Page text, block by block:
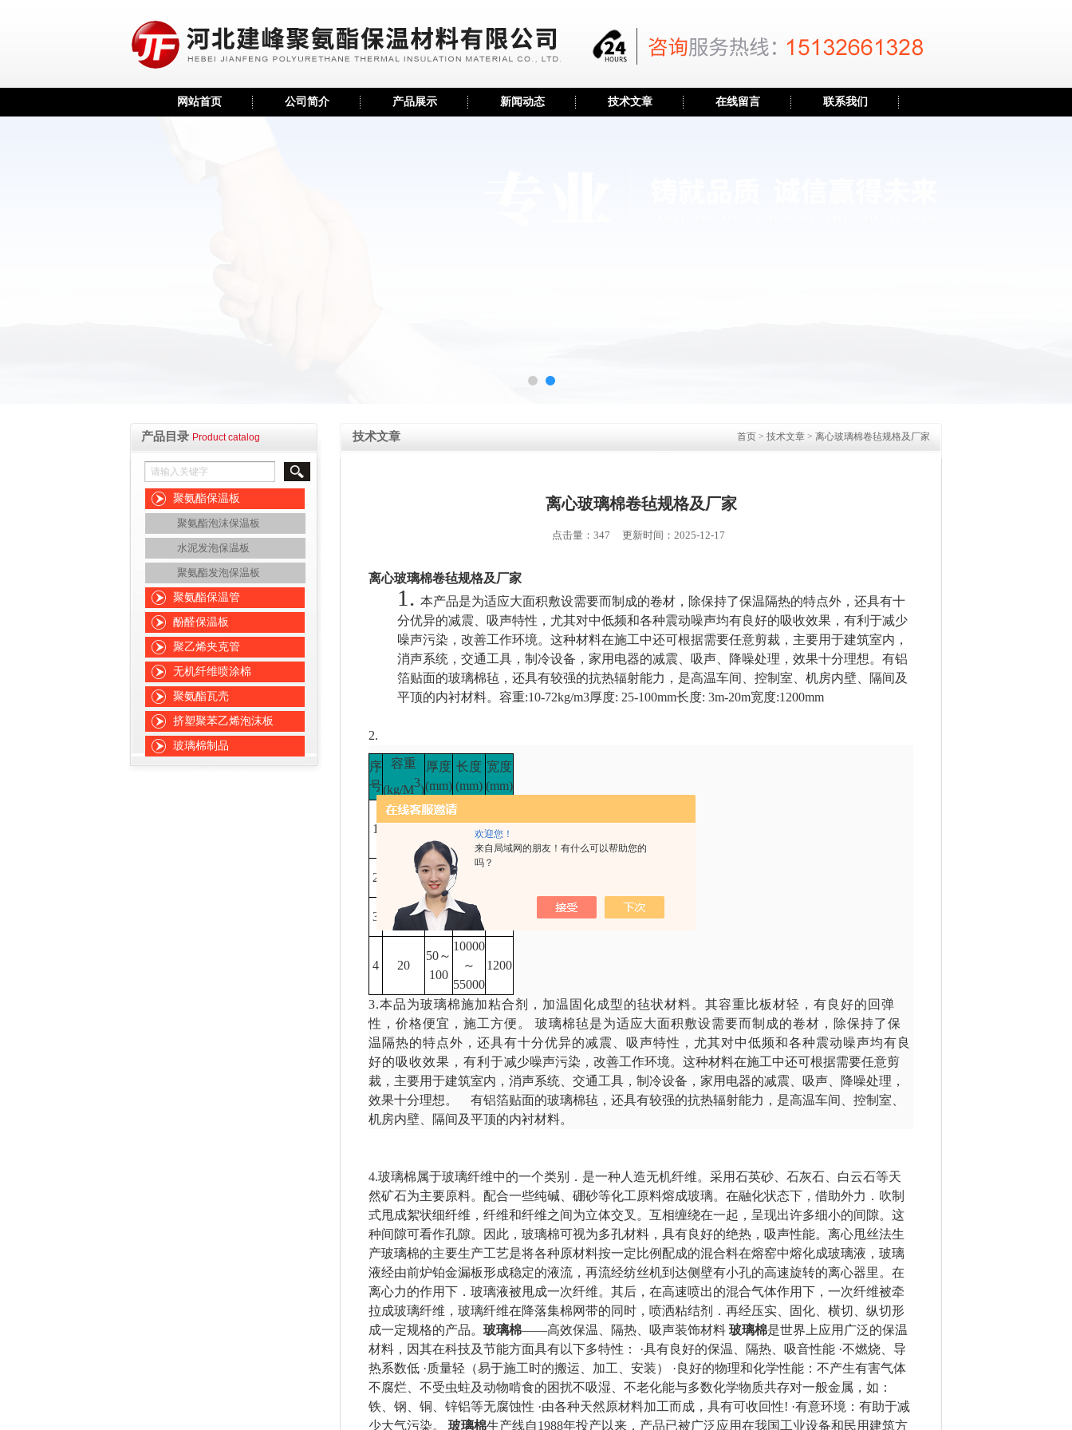
欢迎您！
来自局域网的朋友！有什么可以帮助您的
吗？
网站首页 公司简介 产品展示 新闻动态 技术文章 在线留言 联系我们
产品目录 Product catalog
聚氨酯保温板
聚氨酯泡沫保温板
水泥发泡保温板
聚氨酯发泡保温板
聚氨酯保温管
酚醛保温板
聚乙烯夹克管
无机纤维喷涂棉
聚氨酯瓦壳
挤塑聚苯乙烯泡沫板
玻璃棉制品
技术文章 首页 > 技术文章 > 离心玻璃棉卷毡规格及厂家
离心玻璃棉卷毡规格及厂家
点击量：347 更新时间：2025-12-17
离心玻璃棉卷毡规格及厂家
1. 本产品是为适应大面积敷设需要而制成的卷材，除保持了保温隔热的特点外，还具有十
分优异的减震、吸声特性，尤其对中低频和各种震动噪声均有良好的吸收效果，有利于减少
噪声污染，改善工作环境。这种材料在施工中还可根据需要任意剪裁，主要用于建筑室内，
消声系统，交通工具，制冷设备，家用电器的减震、吸声、降噪处理，效果十分理想。有铝
箔贴面的玻璃棉毡，还具有较强的抗热辐射能力，是高温车间、控制室、机房内壁、隔间及
平顶的内衬材料。容重:10-72kg/m3厚度: 25-100mm长度: 3m-20m宽度:1200mm
2.
序
号
容重
(kg/M
3
)
厚度
(mm)
长度
(mm)
宽度
(mm)
1
50～
150
10000
～
55000
1200
2
50～
100
11000
3 16
50～
100
55000
4 20
50～
100
10000
～
55000
1200
3.本品为玻璃棉施加粘合剂，加温固化成型的毡状材料。其容重比板材轻，有良好的回弹
性，价格便宜，施工方便。
玻璃棉毡是为适应大面积敷设需要而制成的卷材，除保持了保
温隔热的特点外，还具有十分优异的减震、吸声特性，尤其对中低频和各种震动噪声均有良
好的吸收效果，有利于减少噪声污染，改善工作环境。这种材料在施工中还可根据需要任意剪
裁，主要用于建筑室内，消声系统、交通工具，制冷设备，家用电器的减震、吸声、降噪处理，
效果十分理想。 有铝箔贴面的玻璃棉毡，还具有较强的抗热辐射能力，是高温车间、控制室、
机房内壁、隔间及平顶的内衬材料。
4.玻璃棉属于玻璃纤维中的一个类别．是一种人造无机纤维。采用石英砂、石灰石、白云石等天
然矿石为主要原料。配合一些纯碱、硼砂等化工原料熔成玻璃。在融化状态下，借助外力．吹制
式甩成絮状细纤维，纤维和纤维之间为立体交叉。互相缠绕在一起，呈现出许多细小的间隙。这
种间隙可看作孔隙。因此，玻璃棉可视为多孔材料，具有良好的绝热，吸声性能。离心甩丝法生
产玻璃棉的主要生产工艺是将各种原材料按一定比例配成的混合料在熔窑中熔化成玻璃液，玻璃
液经由前炉铂金漏板形成稳定的液流，再流经纺丝机到达侧壁有小孔的高速旋转的离心器里。在
离心力的作用下．玻璃液被甩成一次纤维。其后，在高速喷出的混合气体作用下，一次纤维被牵
拉成玻璃纤维，玻璃纤维在降落集棉网带的同时，喷洒粘结剂．再经压实、固化、横切、纵切形
成一定规格的产品。 玻璃棉——高效保温、隔热、吸声装饰材料 玻璃棉是世界上应用广泛的保温
材料，因其在科技及节能方面具有以下多特性：
·具有良好的保温、隔热、吸音性能 ·不燃烧、导
热系数低 ·质量轻（易于施工时的搬运、加工、安装） ·良好的物理和化学性能：不产生有害气体
不腐烂、不受虫蛀及动物啃食的困扰不吸湿、不老化能与多数化学物质共存对一般金属，如：
铁、钢、铜、锌铝等无腐蚀性 ·由各种天然原材料加工而成，具有可收回性! ·有意环境：有助于减
少大气污染。
玻璃棉生产线自1988年投产以来，产品已被广泛应用在我国工业设备和民用建筑方